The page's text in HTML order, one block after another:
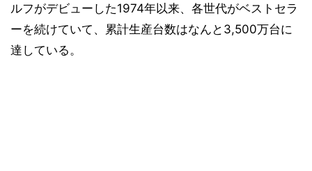
ルフがデビューした1974年以来、各世代がベストセラ
ーを続けていて、累計生産台数はなんと3,500万台に
達している。